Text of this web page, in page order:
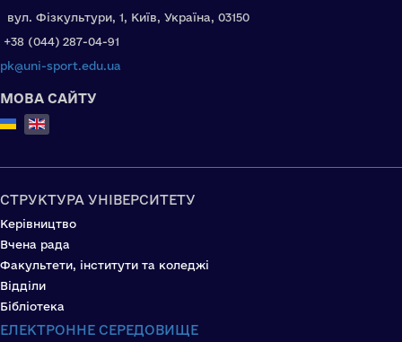
вул. Фізкультури, 1, Київ, Україна, 03150
+38 (044) 287-04-91
pk@uni-sport.edu.ua
МОВА САЙТУ
Select your language
СТРУКТУРА УНІВЕРСИТЕТУ
Керівництво
Вчена рада
Факультети, інститути та коледжі
Відділи
Бібліотека
ЕЛЕКТРОННЕ СЕРЕДОВИЩЕ